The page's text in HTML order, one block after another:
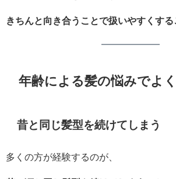
きちんと向き合うことで扱いやすくする
年齢による髪の悩みでよ
昔と同じ髪型を続けてしまう
多くの方が経験するのが、